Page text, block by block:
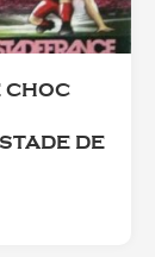
CHOC
DE